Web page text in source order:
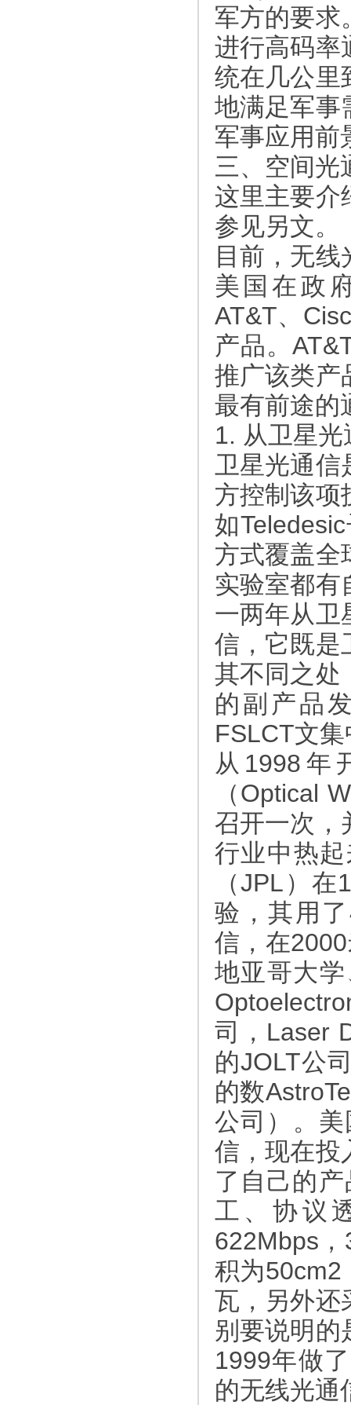
军方的要求
进行高码率
统在几公里
地满足军事
军事应用前
三、空间光
这里主要介
参见另文。
目前，无
美国在政
AT&T、
产品。
推广该类产
最有前途的
1. 从卫星
卫星光通信
方控制该项
如
方式覆盖全
实验室都有
一两年从卫
信，它既是
其不同之处
的副产品
FSLCT文
从1998年
（Optical
召开一次，
行业中热
（JPL）
验，其用
信，在
地亚哥大
司，Laser
的JOLT公
的数
公司）。
信，现在投
了自己的
工、协议
622Mbps
积为
瓦，另外还
别要说明的
1999年做
的无线光通